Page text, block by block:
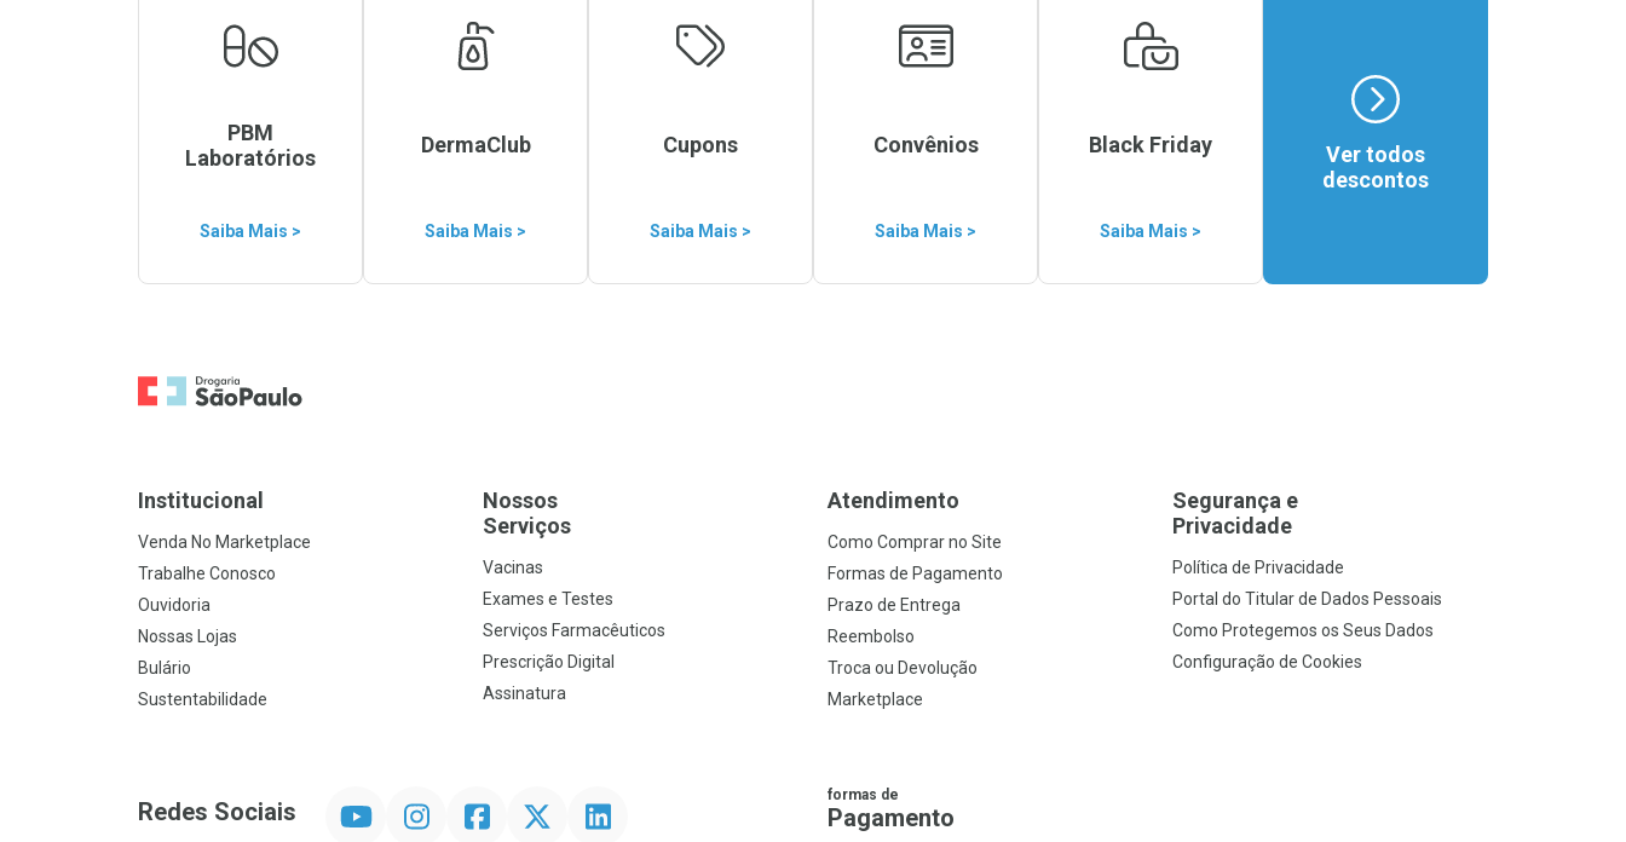
PBM
Laboratórios
Saiba Mais >
DermaClub
Saiba Mais >
Cupons
Saiba Mais >
Convênios
Saiba Mais >
Black Friday
Saiba Mais >
Ver todos
descontos
Ir para a Home
Institucional
Venda No Marketplace
Trabalhe Conosco
Ouvidoria
Nossas Lojas
Bulário
Sustentabilidade
Nossos
Serviços
Vacinas
Exames e Testes
Serviços Farmacêuticos
Prescrição Digital
Assinatura
Atendimento
Como Comprar no Site
Formas de Pagamento
Prazo de Entrega
Reembolso
Troca ou Devolução
Marketplace
Segurança e
Privacidade
Política de Privacidade
Portal do Titular de Dados Pessoais
Como Protegemos os Seus Dados
Configuração de Cookies
Redes Sociais InstagramFacebookTwitter Linkedin formas de
Pagamento